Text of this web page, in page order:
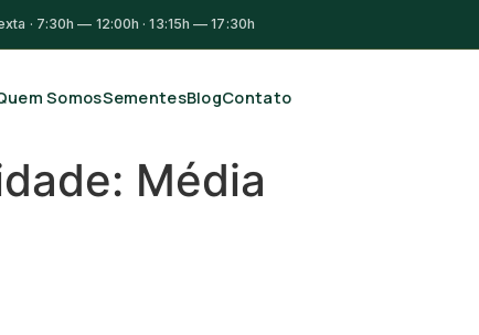
· 7:30h — 12:00h · 13:15h — 17:30h
SomosSementesBlogContato
Média